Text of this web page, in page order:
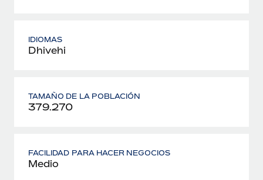
IDIOMAS
Dhivehi
TAMAÑO DE LA POBLACIÓN
379.270
FACILIDAD PARA HACER NEGOCIOS
Medio